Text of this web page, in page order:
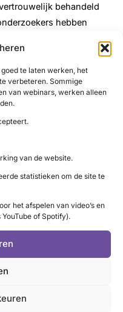
te laten werken, het
verbeteren. Sommige
van webinars, werken alleen
van de website.
statistieken om de site te
het afspelen van video’s en
of Spotify).
behandeld
hebben
antwoorden.
De
is nodig voor
voor
dat patiënten
algemeen. Maar met
beter kunnen toerusten,
verloopt en de